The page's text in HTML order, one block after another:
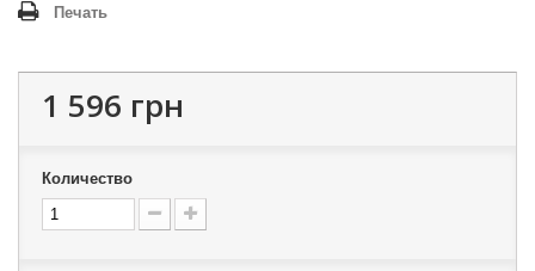
Печать
1 596 грн
Количество